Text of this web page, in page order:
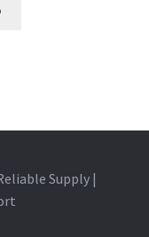
Supply |